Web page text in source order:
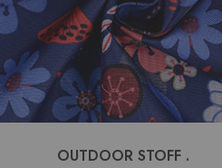
OUTDOOR STOFF .